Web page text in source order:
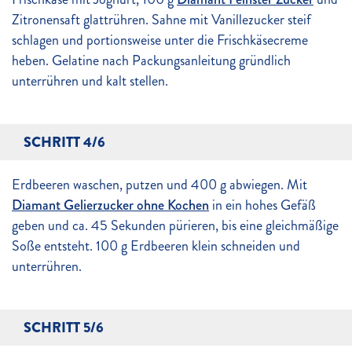
Zitronensaft glattrühren. Sahne mit Vanillezucker steif
schlagen und portionsweise unter die Frischkäsecreme
heben. Gelatine nach Packungsanleitung gründlich
unterrühren und kalt stellen.
SCHRITT 4/6
Erdbeeren waschen, putzen und 400 g abwiegen. Mit
Diamant Gelierzucker ohne Kochenin ein hohes Gefäß
geben und ca. 45 Sekunden pürieren, bis eine gleichmäßige
Soße entsteht. 100 g Erdbeeren klein schneiden und
unterrühren.
SCHRITT 5/6